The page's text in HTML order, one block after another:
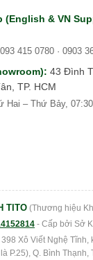
& VN
093 415 0780 · 0903
43 Đình
TP. HCM
Hai – Thứ Bảy,
TITO (Thương hiệu
- Cấp bởi Sở
398 Xô Viết Nghệ Tĩnh,
P.25), Q. Bình Thạnh,